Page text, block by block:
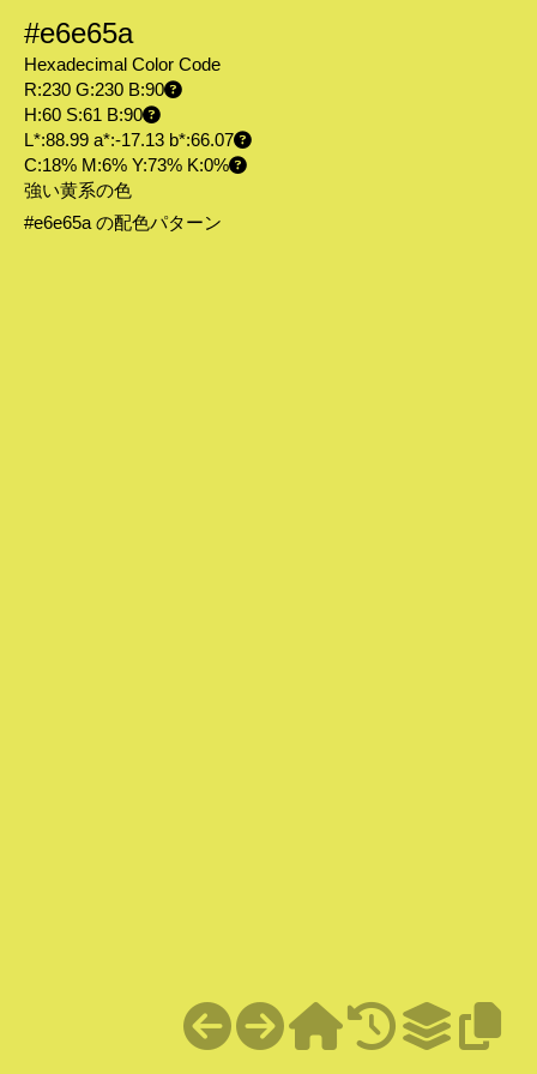
#e6e65a
Hexadecimal Color Code
R:230 G:230 B:90
H:60 S:61 B:90
L*:88.99 a*:-17.13 b*:66.07
C:18% M:6% Y:73% K:0%
強い黄系の色
#e6e65a の配色パターン